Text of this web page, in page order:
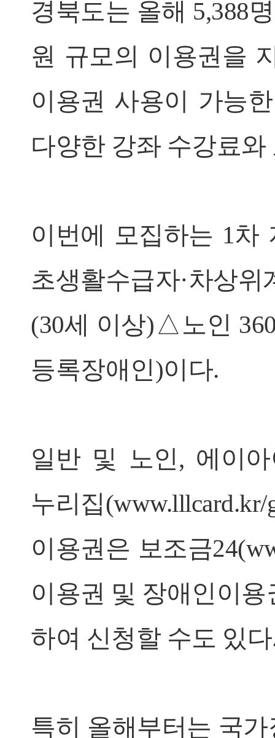
경북도는 올해 5,388
원 규모의 이용권을
이용권 사용이 가능
다양한 강좌 수강료
이번에 모집하는 1
초생활수급자·차상
(30세 이상)△노인
등록장애인)이다.
일반 및 노인, 에이
누리집(www.lllcard.kr/
이용권은 보조금24(
이용권 및 장애인이
하여 신청할 수도 있
특히 올해부터는 국